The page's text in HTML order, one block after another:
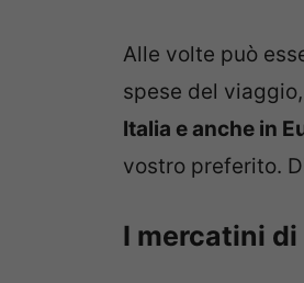
Alle volte può
spese del
Italia e anche in
vostro preferito.
I mercatini